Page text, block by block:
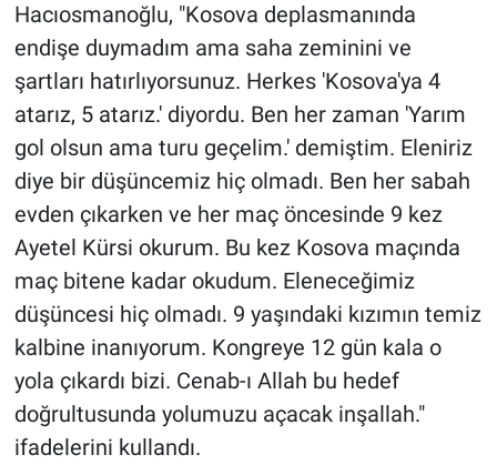
Hacıosmanoğlu, "Kosova deplasmanında
endişe duymadım ama saha zeminini ve
şartları hatırlıyorsunuz. Herkes 'Kosova'ya 4
atarız, 5 atarız.' diyordu. Ben her zaman 'Yarım
gol olsun ama turu geçelim.' demiştim. Eleniriz
diye bir düşüncemiz hiç olmadı. Ben her sabah
evden çıkarken ve her maç öncesinde 9 kez
Ayetel Kürsi okurum. Bu kez Kosova maçında
maç bitene kadar okudum. Eleneceğimiz
düşüncesi hiç olmadı. 9 yaşındaki kızımın temiz
kalbine inanıyorum. Kongreye 12 gün kala o
yola çıkardı bizi. Cenab-ı Allah bu hedef
doğrultusunda yolumuzu açacak inşallah."
ifadelerini kullandı.